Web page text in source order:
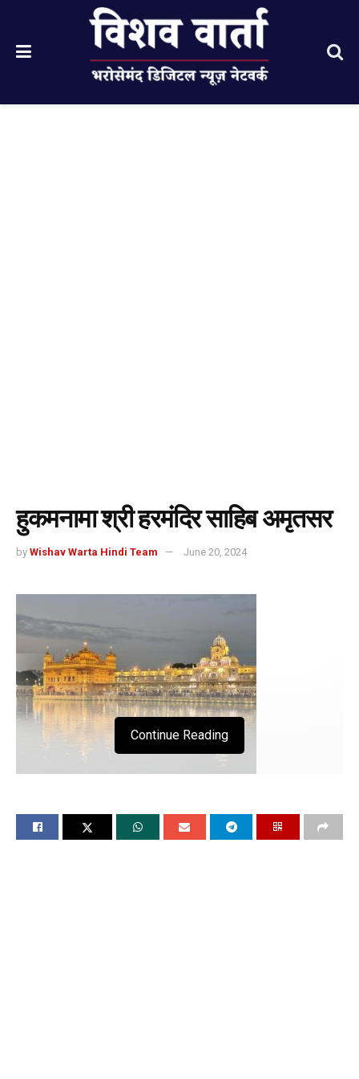
हुकमनामा श्री हरमंदिर साहिब अमृतसर
by Wishav Warta Hindi Team June 20, 2024
🙏🌹 हुकमनामा श्री हरमंदिर साहिब अमृतसर 🙏🌹
Continue Reading